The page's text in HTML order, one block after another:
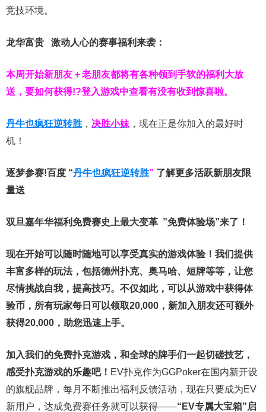
竞技环境。
龙华富贵 激动人心的赛事福利来袭：
本周开始新朋友＋老朋友都将有各种领到手软的福利大放
送，要如何获得!?登入游戏中查看有没有收到惊喜啦。
丹牛也疯狂逆转胜 ， 决胜小妹 ，现在正是你加入的最好时
机！
逐梦参赛!百度 “丹牛也疯狂逆转胜” 了解更多活跃新朋友限
量送
双旦嘉年华福利免费赛史上最大变革 ”免费体验场”来了！
现在开始可以随时随地可以享受真实的游戏体验！我们提供
丰富多样的玩法，包括德州扑克、奥马哈、短牌等等，让您
尽情挑战自我，提高技巧。不仅如此， 可以从游戏中获得体
验币，所有玩家每日可以领取20,000，新加入朋友还可额外
获得20,000，助您迅速上手。
加入我们的免费扑克游戏，和全球的牌手们一起切磋技艺，
感受扑克游戏的乐趣吧！ EV扑克作为GGPoker在国内新开设
的旗舰品牌，每月不断推出福利反馈活动，现在只要成为EV
新用户，达成免费赛任务就可以获得——“EV专属大宝箱”启